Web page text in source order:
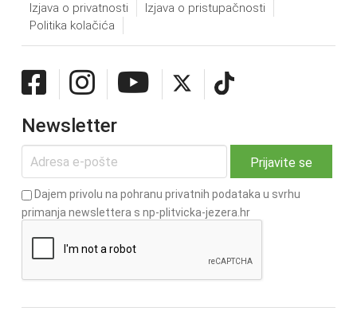
Izjava o privatnosti
Izjava o pristupačnosti
Politika kolačića
Newsletter
Dajem privolu na pohranu privatnih podataka u svrhu
primanja newslettera s np-plitvicka-jezera.hr